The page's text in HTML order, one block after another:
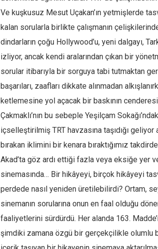
Ve kuşkusuz Mesut Uçakan’ın yetmişlerde
kalan sorularla birlikte çalışmanın
dindarların çoğu Hollywood’u, yeni dalgayı,
izliyor, ancak kendi aralarından çıkan bir
sorular itibarıyla bir sorguya tabi tutmaktan
başarıları, zaafları dikkate alınmadan
ketlemesine yol açacak bir baskının
Çakmaklı’nın bu sebeple Yeşilçam
içselleştirilmiş TRT havzasına taşıdığı
bırakan iklimini bir kenara bıraktığımız
Akad’ta göz ardı ettiği fazla veya eksiğe yer
sinemasında… Bir hikâyeyi, birçok hikâyeyi
perdede nasıl yeniden üretilebilirdi? Ortam,
sinemanın sorularına onun en faal olduğu
faaliyetlerini sürdürdü. Her alanda 163.
şimdiki zamana özgü bir gerçekçilikle olumlu